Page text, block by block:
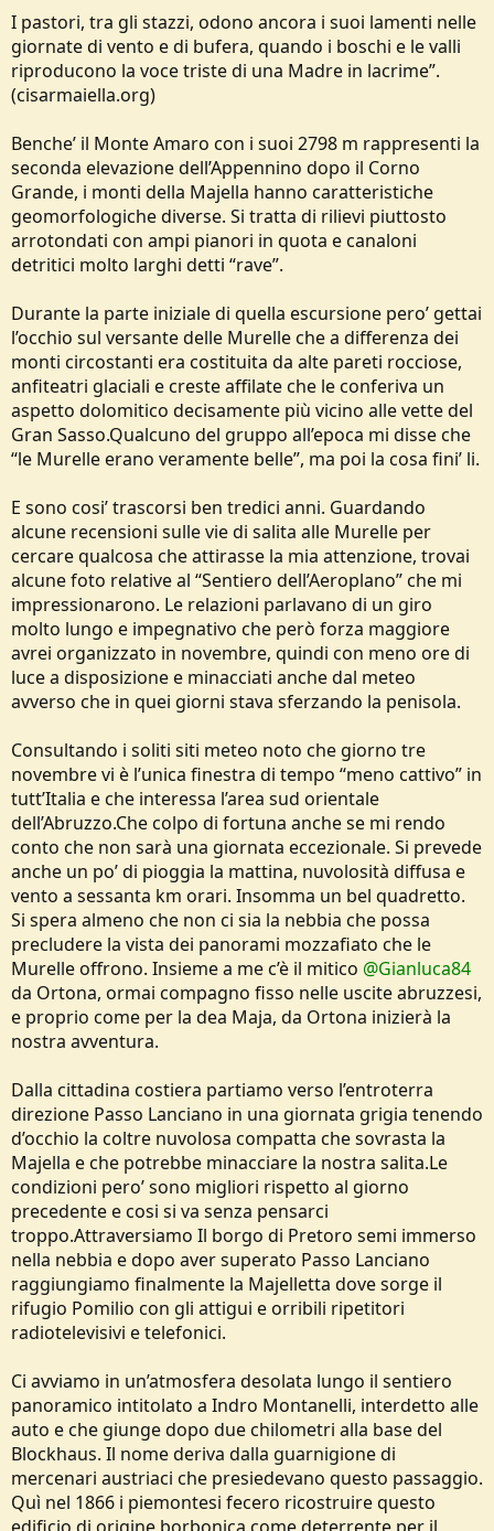
I pastori, tra gli stazzi, odono ancora i suoi lamenti nelle
giornate di vento e di bufera, quando i boschi e le valli
riproducono la voce triste di una Madre in lacrime”.
(cisarmaiella.org)
Benche’ il Monte Amaro con i suoi 2798 m rappresenti la
seconda elevazione dell’Appennino dopo il Corno
Grande, i monti della Majella hanno caratteristiche
geomorfologiche diverse. Si tratta di rilievi piuttosto
arrotondati con ampi pianori in quota e canaloni
detritici molto larghi detti “rave”.
Durante la parte iniziale di quella escursione pero’ gettai
l’occhio sul versante delle Murelle che a differenza dei
monti circostanti era costituita da alte pareti rocciose,
anfiteatri glaciali e creste affilate che le conferiva un
aspetto dolomitico decisamente più vicino alle vette del
Gran Sasso.Qualcuno del gruppo all’epoca mi disse che
“le Murelle erano veramente belle”, ma poi la cosa fini’ li.
E sono cosi’ trascorsi ben tredici anni. Guardando
alcune recensioni sulle vie di salita alle Murelle per
cercare qualcosa che attirasse la mia attenzione, trovai
alcune foto relative al “Sentiero dell’Aeroplano” che mi
impressionarono. Le relazioni parlavano di un giro
molto lungo e impegnativo che però forza maggiore
avrei organizzato in novembre, quindi con meno ore di
luce a disposizione e minacciati anche dal meteo
avverso che in quei giorni stava sferzando la penisola.
Consultando i soliti siti meteo noto che giorno tre
novembre vi è l’unica finestra di tempo “meno cattivo” in
tutt’Italia e che interessa l’area sud orientale
dell’Abruzzo.Che colpo di fortuna anche se mi rendo
conto che non sarà una giornata eccezionale. Si prevede
anche un po’ di pioggia la mattina, nuvolosità diffusa e
vento a sessanta km orari. Insomma un bel quadretto.
Si spera almeno che non ci sia la nebbia che possa
precludere la vista dei panorami mozzafiato che le
Murelle offrono. Insieme a me c’è il mitico @Gianluca84
da Ortona, ormai compagno fisso nelle uscite abruzzesi,
e proprio come per la dea Maja, da Ortona inizierà la
nostra avventura.
Dalla cittadina costiera partiamo verso l’entroterra
direzione Passo Lanciano in una giornata grigia tenendo
d’occhio la coltre nuvolosa compatta che sovrasta la
Majella e che potrebbe minacciare la nostra salita.Le
condizioni pero’ sono migliori rispetto al giorno
precedente e cosi si va senza pensarci
troppo.Attraversiamo Il borgo di Pretoro semi immerso
nella nebbia e dopo aver superato Passo Lanciano
raggiungiamo finalmente la Majelletta dove sorge il
rifugio Pomilio con gli attigui e orribili ripetitori
radiotelevisivi e telefonici.
Ci avviamo in un’atmosfera desolata lungo il sentiero
panoramico intitolato a Indro Montanelli, interdetto alle
auto e che giunge dopo due chilometri alla base del
Blockhaus. Il nome deriva dalla guarnigione di
mercenari austriaci che presiedevano questo passaggio.
Quì nel 1866 i piemontesi fecero ricostruire questo
edificio di origine borbonica come deterrente per il